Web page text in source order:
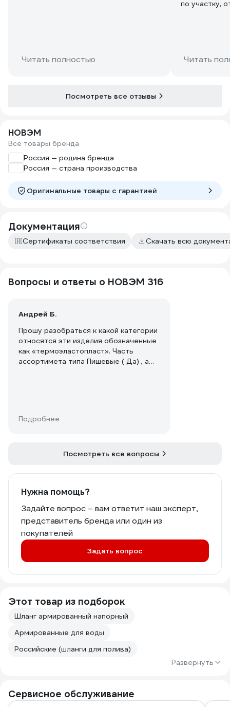
Читать полностью
по участку,
Читать
Посмотреть все отзывы
НОВЭМ
Все товары бренда
Россия — родина бренда
Россия — страна производства
Оригинальные товары c гарантией
Документация
Сертификаты соответствия Скачать всю
Вопросы и ответы о НОВЭМ 316
Андрей Б.
Прошу разобраться к какой категории
относятся эти изделия обозначенные
как «термоэластопласт». Часть
ассортимета типа Пишевые ( Да) , а
Подробнее
Посмотреть все вопросы
Нужна помощь?
Задайте вопрос – вам ответит наш эксперт,
представитель бренда или один из
покупателей
Задать вопрос
Этот товар из подборок
Шланг армированный напорный
Армированные для воды
Российские (шланги для полива)
Развернуть
Сервисное обслуживание